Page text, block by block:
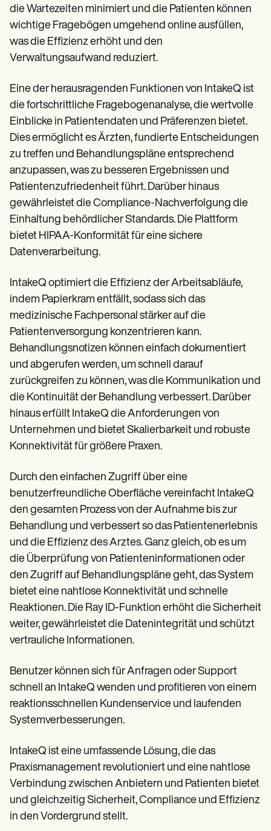
die Wartezeiten minimiert und die Patienten können
wichtige Fragebögen umgehend online ausfüllen,
was die Effizienz erhöht und den
Verwaltungsaufwand reduziert.
Eine der herausragenden Funktionen von IntakeQ ist
die fortschrittliche Fragebogenanalyse, die wertvolle
Einblicke in Patientendaten und Präferenzen bietet.
Dies ermöglicht es Ärzten, fundierte Entscheidungen
zu treffen und Behandlungspläne entsprechend
anzupassen, was zu besseren Ergebnissen und
Patientenzufriedenheit führt. Darüber hinaus
gewährleistet die Compliance-Nachverfolgung die
Einhaltung behördlicher Standards. Die Plattform
bietet HIPAA-Konformität für eine sichere
Datenverarbeitung.
IntakeQ optimiert die Effizienz der Arbeitsabläufe,
indem Papierkram entfällt, sodass sich das
medizinische Fachpersonal stärker auf die
Patientenversorgung konzentrieren kann.
Behandlungsnotizen können einfach dokumentiert
und abgerufen werden, um schnell darauf
zurückgreifen zu können, was die Kommunikation und
die Kontinuität der Behandlung verbessert. Darüber
hinaus erfüllt IntakeQ die Anforderungen von
Unternehmen und bietet Skalierbarkeit und robuste
Konnektivität für größere Praxen.
Durch den einfachen Zugriff über eine
benutzerfreundliche Oberfläche vereinfacht IntakeQ
den gesamten Prozess von der Aufnahme bis zur
Behandlung und verbessert so das Patientenerlebnis
und die Effizienz des Arztes. Ganz gleich, ob es um
die Überprüfung von Patienteninformationen oder
den Zugriff auf Behandlungspläne geht, das System
bietet eine nahtlose Konnektivität und schnelle
Reaktionen. Die Ray ID-Funktion erhöht die Sicherheit
weiter, gewährleistet die Datenintegrität und schützt
vertrauliche Informationen.
Benutzer können sich für Anfragen oder Support
schnell an IntakeQ wenden und profitieren von einem
reaktionsschnellen Kundenservice und laufenden
Systemverbesserungen.
IntakeQ ist eine umfassende Lösung, die das
Praxismanagement revolutioniert und eine nahtlose
Verbindung zwischen Anbietern und Patienten bietet
und gleichzeitig Sicherheit, Compliance und Effizienz
in den Vordergrund stellt.